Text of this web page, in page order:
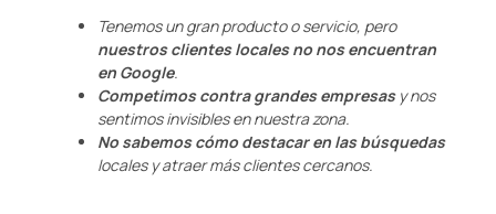
Tenemos un gran producto o servicio, pero
nuestros clientes locales no nos encuentran
en Google.
Competimos contra grandes empresasy nos
sentimos invisibles en nuestra zona.
No sabemos cómo destacar en las búsquedas
locales y atraer más clientes cercanos.